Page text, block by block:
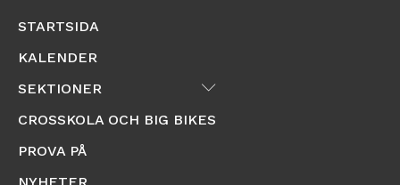
STARTSIDA
KALENDER
SEKTIONER
Submenu
CROSSKOLA OCH BIG BIKES
PROVA PÅ